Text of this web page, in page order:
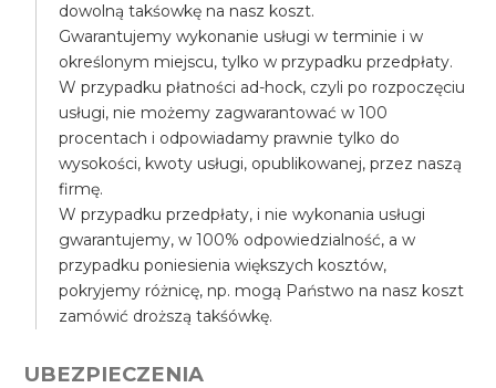
dowolną takśowkę na nasz koszt.
Gwarantujemy wykonanie usługi w terminie i w
określonym miejscu, tylko w przypadku przedpłaty.
W przypadku płatności ad-hock, czyli po rozpoczęciu
usługi, nie możemy zagwarantować w 100
procentach i odpowiadamy prawnie tylko do
wysokości, kwoty usługi, opublikowanej, przez naszą
firmę.
W przypadku przedpłaty, i nie wykonania usługi
gwarantujemy, w 100% odpowiedzialność, a w
przypadku poniesienia większych kosztów,
pokryjemy różnicę, np. mogą Państwo na nasz koszt
zamówić droższą takśówkę.
UBEZPIECZENIA